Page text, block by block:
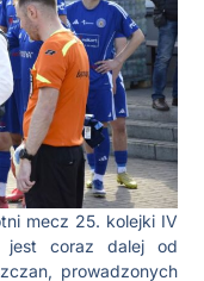
mecz 25. kolejki IV
jest coraz dalej od
prowadzonych